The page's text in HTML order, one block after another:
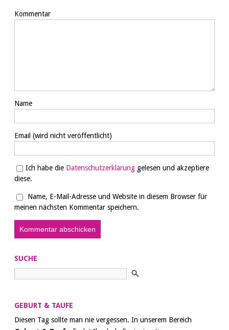
Kommentar
Name
Email (wird nicht veröffentlicht)
Ich habe die Datenschutzerklärung gelesen und akzeptiere
diese.
Name, E-Mail-Adresse und Website in diesem Browser für
meinen nächsten Kommentar speichern.
SUCHE
GEBURT & TAUFE
Diesen Tag sollte man nie vergessen. In unserem Bereich